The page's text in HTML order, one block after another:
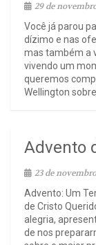
29 de
Você já parou
dízimo e nas
mas também a
vivendo um
queremos
Wellington
Advento
23 de
Advento: Um
de Cristo
alegria,
de nos